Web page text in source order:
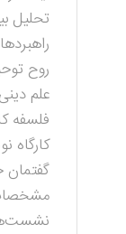
تحلیل
روح
علم دینی
فلسفه
کارگاه
گفتمان